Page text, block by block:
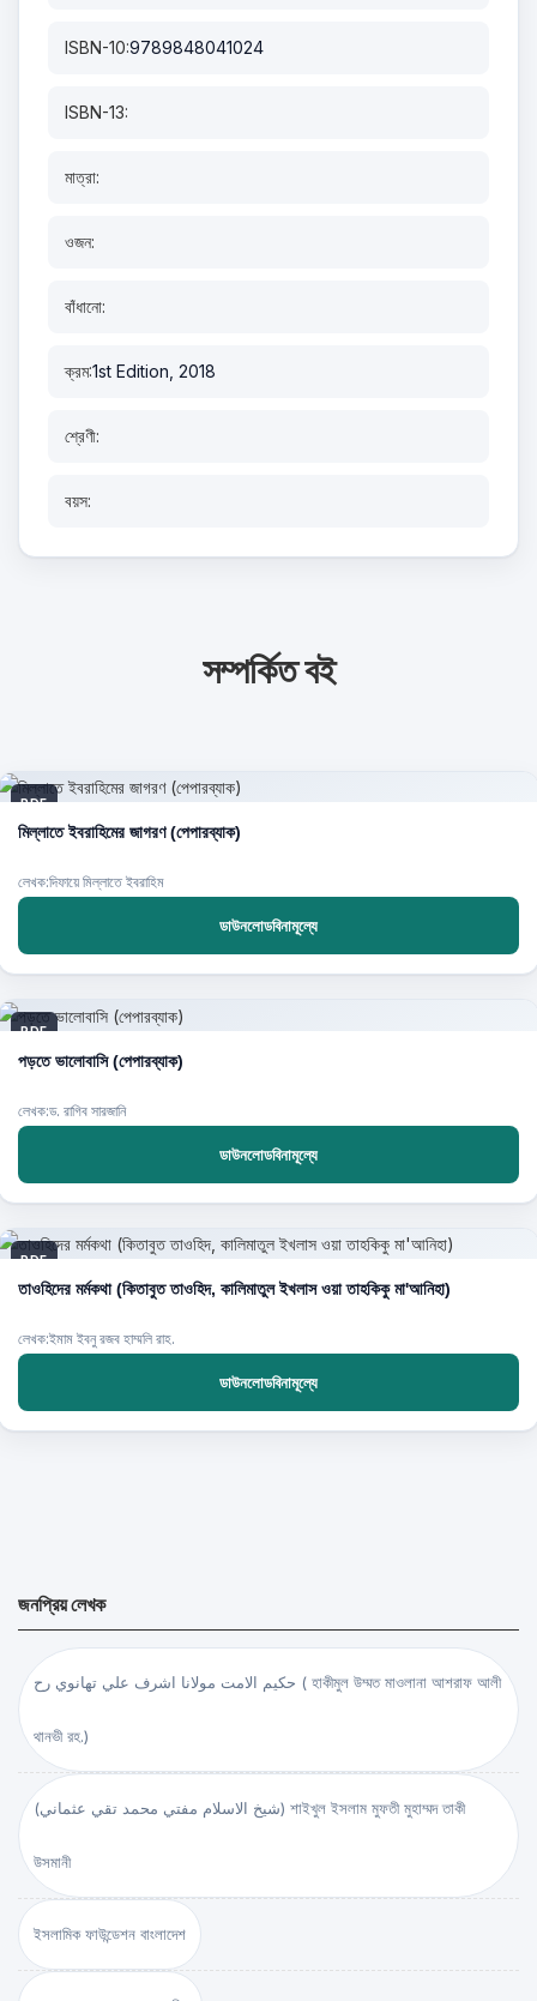
ISBN-10:9789848041024
ISBN-13:
মাত্রা:
ওজন:
বাঁধানো:
ক্রম:1st Edition, 2018
শ্রেণী:
বয়স:
সম্পর্কিত বই
PDF
মিল্লাতে ইবরাহিমের জাগরণ (পেপারব্যাক)
লেখক:দিফায়ে মিল্লাতে ইবরাহিম
ডাউনলোডবিনামূল্যে
PDF
পড়তে ভালোবাসি (পেপারব্যাক)
লেখক:ড. রাগিব সারজানি
ডাউনলোডবিনামূল্যে
PDF
তাওহিদের মর্মকথা (কিতাবুত তাওহিদ, কালিমাতুল ইখলাস ওয়া তাহকিকু মা'আনিহা)
লেখক:ইমাম ইবনু রজব হাম্মলি রাহ.
ডাউনলোডবিনামূল্যে
জনপ্রিয় লেখক
حكيم الامت مولانا اشرف علي تهانوي رح ( হাকীমুল উম্মত মাওলানা আশরাফ আলী
থানভী রহ.)
(شيخ الاسلام مفتي محمد تقي عثماني) শাইখুল ইসলাম মুফতী মুহাম্মদ তাকী
উসমানী
ইসলামিক ফাউন্ডেশন বাংলাদেশ